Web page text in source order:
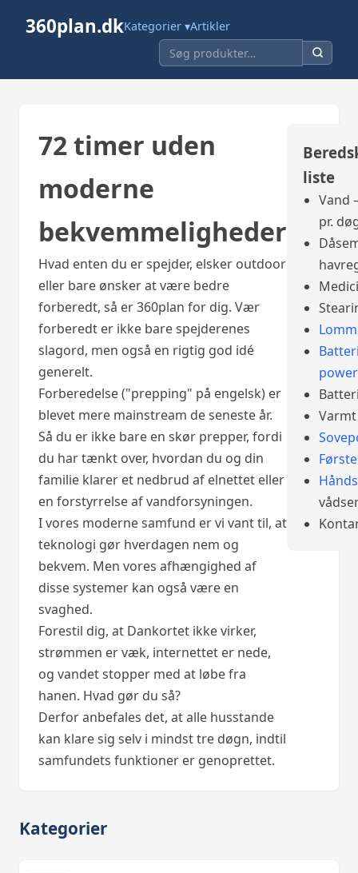
360plan.dkKategorier ▾Artikler
72 timer uden
moderne
bekvemmeligheder
Hvad enten du er spejder, elsker outdoor
eller bare ønsker at være bedre
forberedt, så er 360plan for dig. Vær
forberedt er ikke bare spejderenes
slagord, men også en rigtig god idé
generelt.
Forberedelse ("prepping" på engelsk) er
blevet mere mainstream de seneste år.
Så du er ikke bare en skør prepper, fordi
du har tænkt over, hvordan du og din
familie klarer et nedbrud af elnettet eller
en forstyrrelse af vandforsyningen.
I vores moderne samfund er vi vant til, at
teknologi gør hverdagen nem og
bekvem. Men vores afhængighed af
disse systemer kan også være en
svaghed.
Forestil dig, at Dankortet ikke virker,
strømmen er væk, internettet er nede,
og vandet stopper med at løbe fra
hanen. Hvad gør du så?
Derfor anbefales det, at alle husstande
kan klare sig selv i mindst tre døgn, indtil
samfundets funktioner er genoprettet.
liste
Vand
pr.
Kategorier